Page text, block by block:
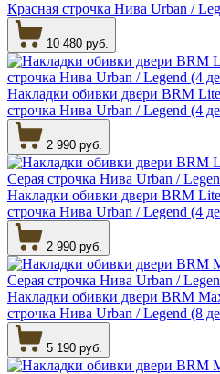
Красная строчка Нива Urban /
10 480 руб.
Накладки обивки двери BRM
строчка Нива Urban / Legend (4
2 990 руб.
Накладки обивки двери BRM
строчка Нива Urban / Legend (4
2 990 руб.
Накладки обивки двери BRM
строчка Нива Urban / Legend (8
5 190 руб.